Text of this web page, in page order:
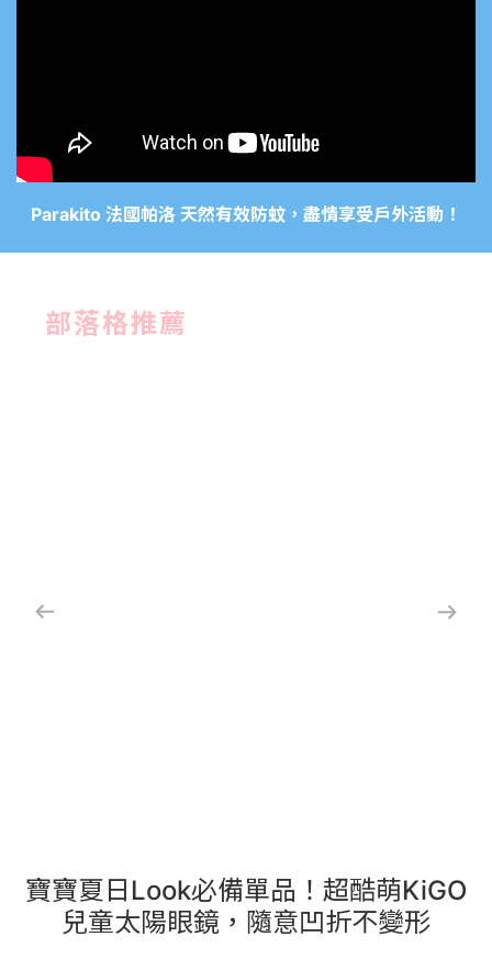
Parakito 法國帕洛 天然有效防蚊，盡情享受戶外活動！
部落格推薦
寶寶夏日Look必備單品！超酷萌KiGO
兒童太陽眼鏡，隨意凹折不變形